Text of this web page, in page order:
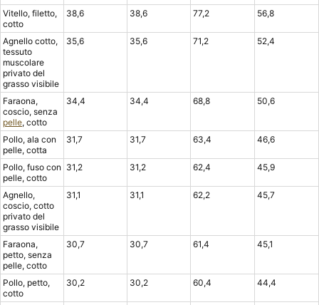
Vitello, filetto,
cotto
38,6 38,6 77,2 56,8
Agnello cotto,
tessuto
muscolare
privato del
grasso visibile
35,6 35,6 71,2 52,4
Faraona,
coscio, senza
pelle, cotto
34,4 34,4 68,8 50,6
Pollo, ala con
pelle, cotta
31,7 31,7 63,4 46,6
Pollo, fuso con
pelle, cotto
31,2 31,2 62,4 45,9
Agnello,
coscio, cotto
privato del
grasso visibile
31,1 31,1 62,2 45,7
Faraona,
petto, senza
pelle, cotto
30,7 30,7 61,4 45,1
Pollo, petto,
cotto
30,2 30,2 60,4 44,4